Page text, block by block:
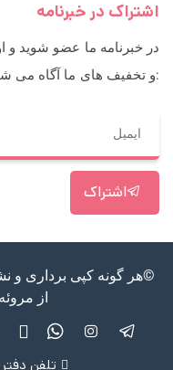
اشتراک در خبرنامه
در خبرنامه ما عضو شوید و
و تخفیف های ما آگاه می شوید:
اشتراک
©هر گونه کپی برداری و
از
تلفن دفتر